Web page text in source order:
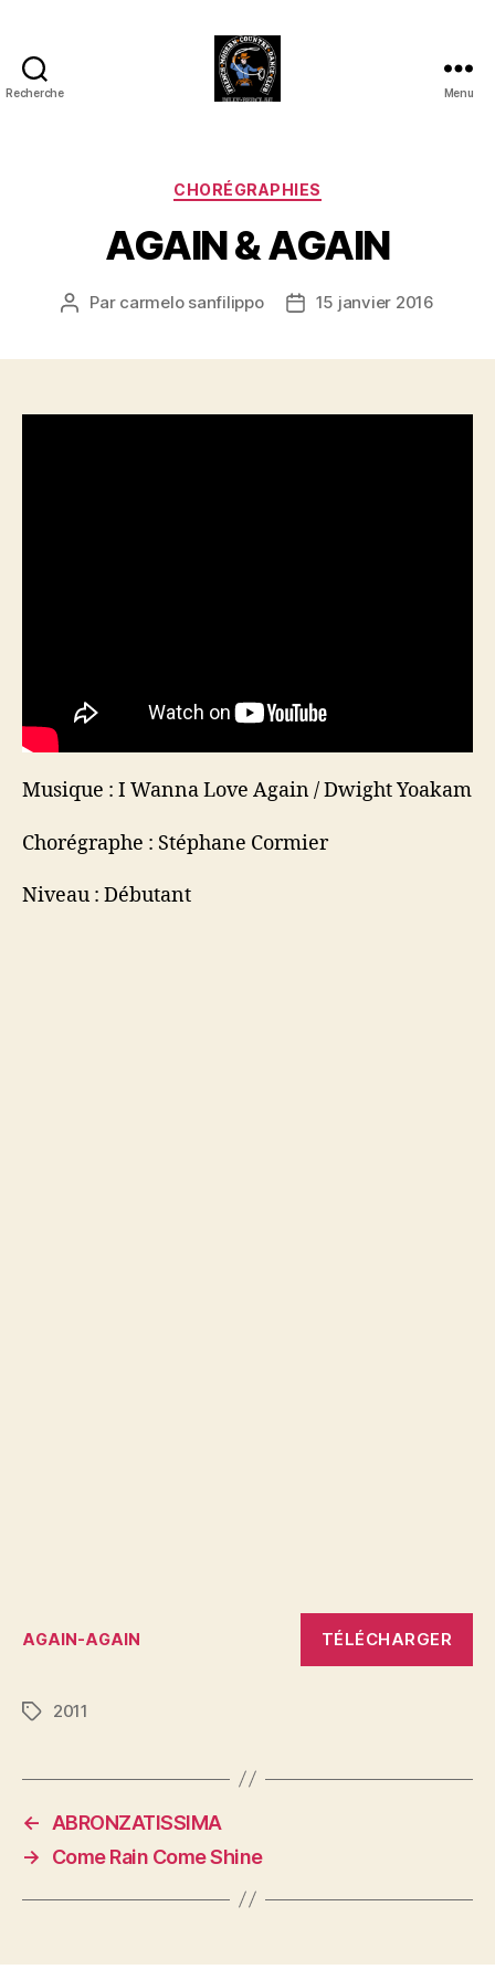
Recherche
de
Billy-
Berclau
(62)
Menu
Catégories
CHORÉGRAPHIES
AGAIN & AGAIN
Auteur
Par carmelo sanfilippo
Date15 janvier 2016
Musique : I Wanna Love Again / Dwight Yoakam
Chorégraphe : Stéphane Cormier
Niveau : Débutant
AGAIN-AGAIN TÉLÉCHARGER
Étiquettes
2011
←
ABRONZATISSIMA
→
Come Rain Come Shine